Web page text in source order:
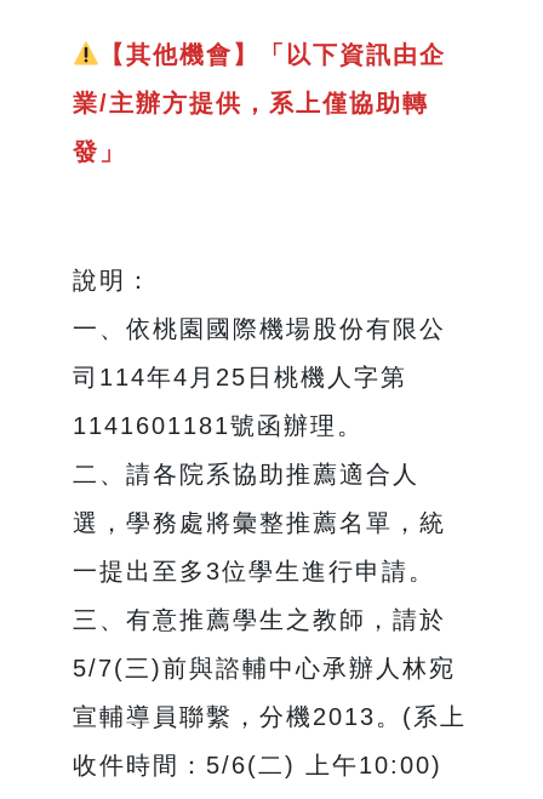
【其他機會】「以下資訊由企
業/主辦方提供，系上僅協助轉
發」
說明：
一、依桃園國際機場股份有限公
司114年4月25日桃機人字第
1141601181號函辦理。
二、請各院系協助推薦適合人
選，學務處將彙整推薦名單，統
一提出至多3位學生進行申請。
三、有意推薦學生之教師，請於
5/7(三)前與諮輔中心承辦人林宛
宣輔導員聯繫，分機2013。(系上
收件時間：5/6(二) 上午10:00)